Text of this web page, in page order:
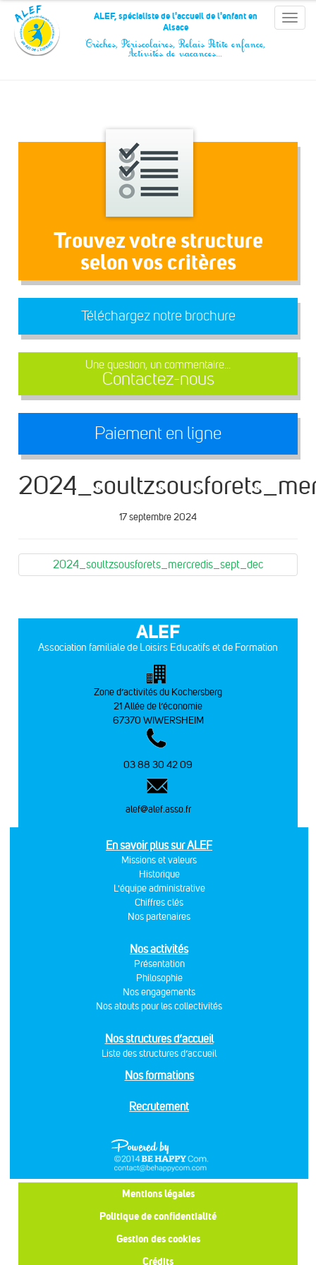
Panneau de gestion des cookies
Toggle
ALEF, spécialiste de l'accueil de l'enfant en
Alsace
Crèches, Périscolaires, Relais Petite enfance,
Activités de vacances…
Trouvez votre structure
selon vos critères
Téléchargez notre brochure
Une question, un commentaire...
Contactez-nous
Paiement en ligne
17 septembre 2024
2024_soultzsousforets_mercredis_sept_dec
ALEF
Association familiale de Loisirs Educatifs et de Formation
Zone d’activités du Kochersberg
21 Allée de l’économie
67370 WIWERSHEIM
03 88 30 42 09
alef@alef.asso.fr
En savoir plus sur ALEF
Missions et valeurs
Historique
L'équipe administrative
Chiffres clés
Nos partenaires
Nos activités
Présentation
Philosophie
Nos engagements
Nos atouts pour les collectivités
Nos structures d’accueil
Liste des structures d’accueil
Nos formations
Recrutement
Mentions légales
Politique de confidentialité
Gestion des cookies
Crédits